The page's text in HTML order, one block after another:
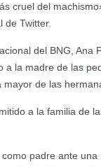
cruel del
de Twitter.
del BNG, Ana
la madre de las
de las
a la familia de
padre ante